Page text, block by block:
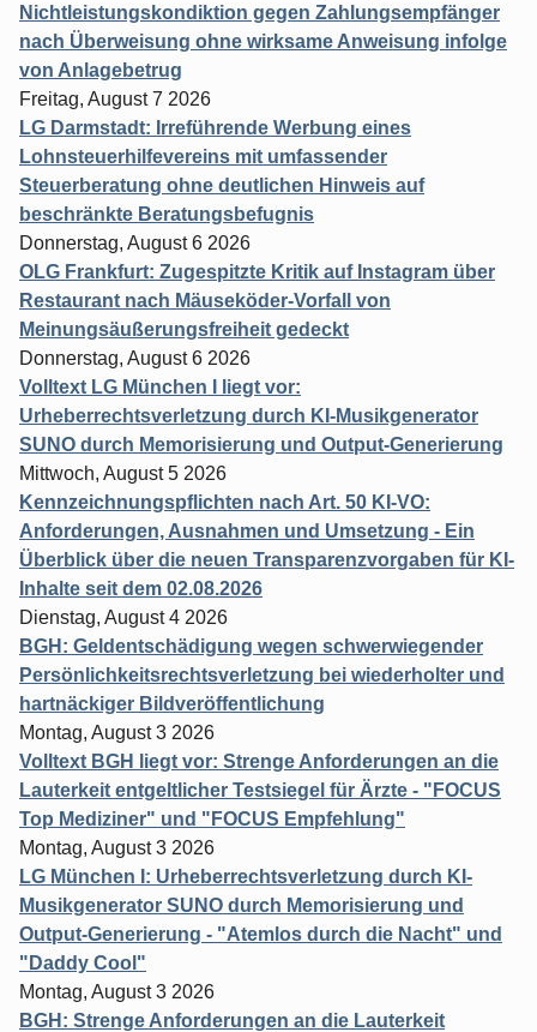
Nichtleistungskondiktion gegen Zahlungsempfänger
nach Überweisung ohne wirksame Anweisung infolge
von Anlagebetrug
Freitag, August 7 2026
LG Darmstadt: Irreführende Werbung eines
Lohnsteuerhilfevereins mit umfassender
Steuerberatung ohne deutlichen Hinweis auf
beschränkte Beratungsbefugnis
Donnerstag, August 6 2026
OLG Frankfurt: Zugespitzte Kritik auf Instagram über
Restaurant nach Mäuseköder-Vorfall von
Meinungsäußerungsfreiheit gedeckt
Donnerstag, August 6 2026
Volltext LG München I liegt vor:
Urheberrechtsverletzung durch KI-Musikgenerator
SUNO durch Memorisierung und Output-Generierung
Mittwoch, August 5 2026
Kennzeichnungspflichten nach Art. 50 KI-VO:
Anforderungen, Ausnahmen und Umsetzung - Ein
Überblick über die neuen Transparenzvorgaben für KI-
Inhalte seit dem 02.08.2026
Dienstag, August 4 2026
BGH: Geldentschädigung wegen schwerwiegender
Persönlichkeitsrechtsverletzung bei wiederholter und
hartnäckiger Bildveröffentlichung
Montag, August 3 2026
Volltext BGH liegt vor: Strenge Anforderungen an die
Lauterkeit entgeltlicher Testsiegel für Ärzte - "FOCUS
Top Mediziner" und "FOCUS Empfehlung"
Montag, August 3 2026
LG München I: Urheberrechtsverletzung durch KI-
Musikgenerator SUNO durch Memorisierung und
Output-Generierung - "Atemlos durch die Nacht" und
"Daddy Cool"
Montag, August 3 2026
BGH: Strenge Anforderungen an die Lauterkeit